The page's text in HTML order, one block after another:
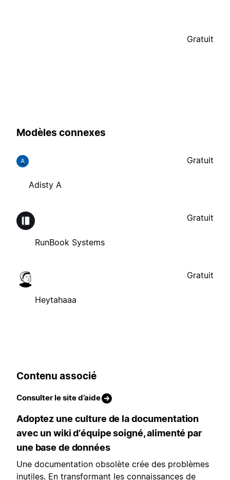
Gratuit
Modèles connexes
A
Adisty A
Gratuit
RunBook Systems
Gratuit
Heytahaaa
Gratuit
Contenu associé
Consulter le site d’aide
Adoptez une culture de la documentation
avec un wiki d’équipe soigné, alimenté par
une base de données
Une documentation obsolète crée des problèmes
inutiles. En transformant les connaissances de